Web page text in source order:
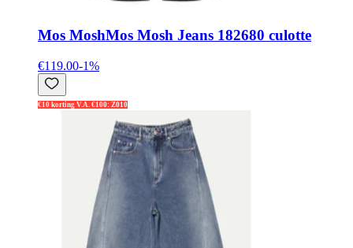
Mos MoshMos Mosh Jeans 182680 culotte
€119.00-1%
€10 korting V.A. €100: Z010